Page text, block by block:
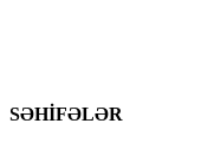
SƏHİFƏLƏR